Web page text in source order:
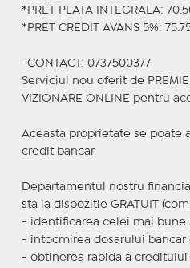
*PRET PLATA INTEGRALA:
*PRET CREDIT AVANS 5%:
-CONTACT: 0737500377
Serviciul nou oferit de
VIZIONARE ONLINE pentru
Aceasta proprietate se poate
credit bancar.
Departamentul nostru
sta la dispozitie GRATUIT
- identificarea celei mai bune
- intocmirea dosarului bancar
- obtinerea rapida a creditului